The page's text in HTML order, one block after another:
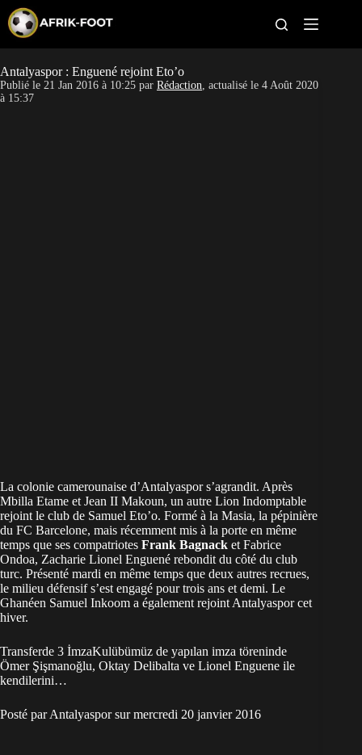
p
o
c
CAN féminine
Antalyaspor : Enguené rejoint Eto’o
Publié le 21 Jan 2016 à 10:25 par Rédaction, actualisé le 4 Août 2020
à 15:37
La colonie camerounaise d’Antalyaspor s’agrandit. Après
Mbilla Etame et Jean II Makoun, un autre Lion Indomptable
rejoint le club de Samuel Eto’o. Formé à la Masia, la pépinière
du FC Barcelone, mais récemment mis à la porte en même
temps que ses compatriotes Frank Bagnack et Fabrice
Ondoa, Zacharie Lionel Enguené rebondit du côté du club
turc. Présenté mardi en même temps que deux autres recrues,
le milieu défensif s’est engagé pour trois ans et demi. Le
Ghanéen Samuel Inkoom a également rejoint Antalyaspor cet
hiver.
Transferde 3 İmzaKulübümüz de yapılan imza töreninde
Ömer Şişmanoğlu, Oktay Delibalta ve Lionel Enguene ile
kendilerini…
Posté parAntalyasporsurmercredi 20 janvier 2016